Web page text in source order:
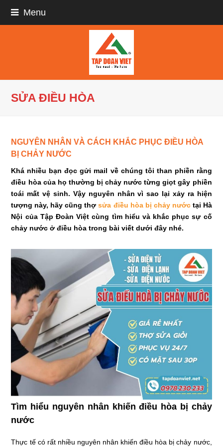
Menu
SỬA ĐIỀU HÒA
NGUYÊN NHÂN VÀ CÁCH KHẮC PHỤC ĐIỀU HÒA
BỊ CHẢY NƯỚC
Khá nhiều bạn đọc gửi mail về chúng tôi than phiền rằng
điều hòa của họ thường bị chảy nước từng giọt gây phiền
toái mất vệ sinh. Vậy nguyên nhân vì sao lại xảy ra hiện
tượng này, hãy cũng thợsửa điều hòa bị chảy nướctại Hà
Nội của Tập Đoàn Việt cùng tìm hiểu và khắc phục sự cố
chảy nước ở điều hòa trong bài viết dưới đây nhé.
Tìm hiểu nguyên nhân khiến điều hòa bị chảy
nước
Thực tế có rất nhiều nguyên nhân khiến điều hòa bị chảy nước,